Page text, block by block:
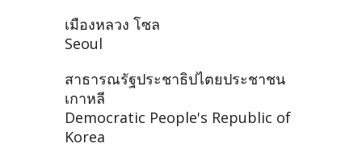
เมืองหลวง โซล
Seoul
สาธารณรัฐประชาธิปไตยประชาชน
เกาหลี
Democratic People's Republic of
Korea